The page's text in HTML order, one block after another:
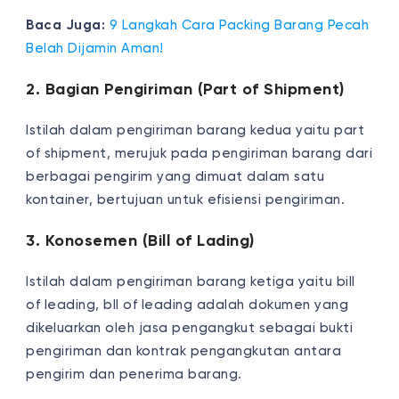
Baca Juga: 9 Langkah Cara Packing Barang Pecah
Belah Dijamin Aman!
2. Bagian Pengiriman (Part of Shipment)
Istilah dalam pengiriman barang kedua yaitu part
of shipment, merujuk pada pengiriman barang dari
berbagai pengirim yang dimuat dalam satu
kontainer, bertujuan untuk efisiensi pengiriman.
3. Konosemen (Bill of Lading)
Istilah dalam pengiriman barang ketiga yaitu bill
of leading, bll of leading adalah dokumen yang
dikeluarkan oleh jasa pengangkut sebagai bukti
pengiriman dan kontrak pengangkutan antara
pengirim dan penerima barang.